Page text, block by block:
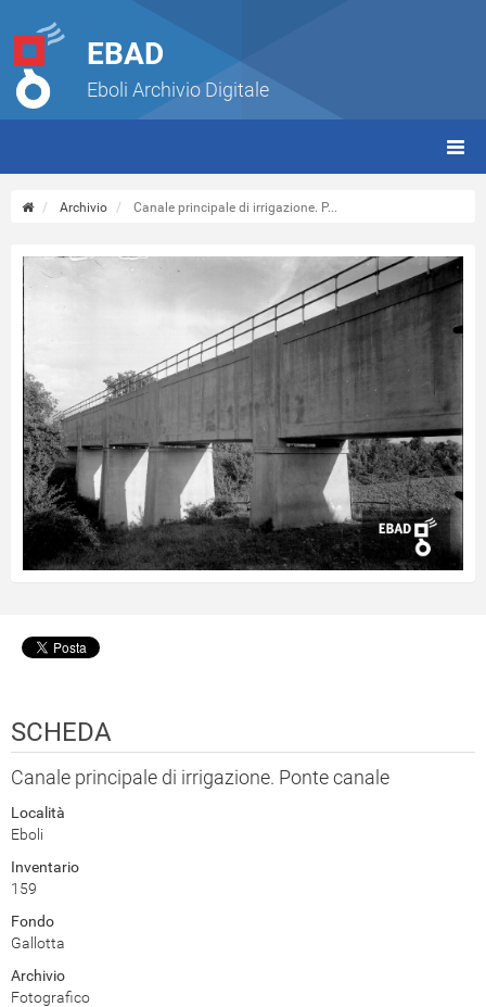
EBAD
Eboli Archivio Digitale
Archivio Canale principale di irrigazione. P...
SCHEDA
Canale principale di irrigazione. Ponte canale
Località
Eboli
Inventario
159
Fondo
Gallotta
Archivio
Fotografico